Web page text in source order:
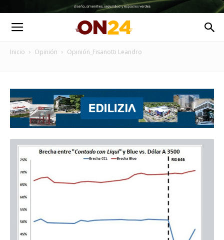
Inicio Opinión Opinión_Fisanotti Leandro